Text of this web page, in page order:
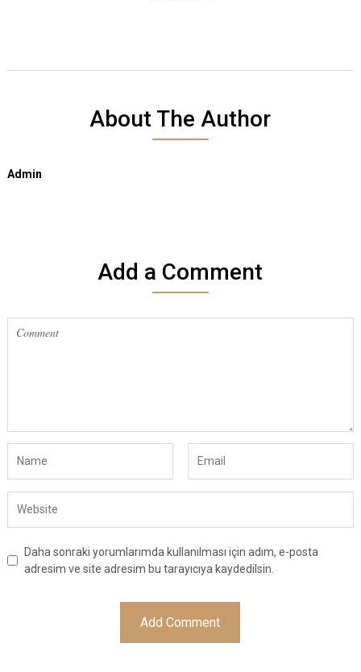
About The Author
Admin
Add a Comment
Daha sonraki yorumlarımda kullanılması için adım, e-posta
adresim ve site adresim bu tarayıcıya kaydedilsin.